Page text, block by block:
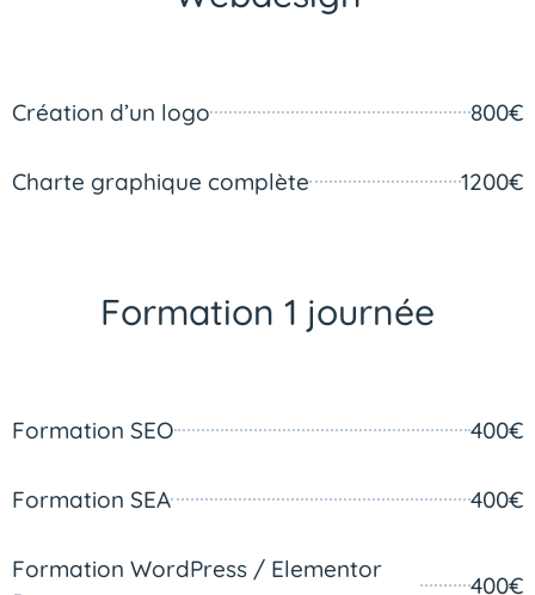
Création d’un logo 800€
Charte graphique complète 1200€
Formation 1 journée
Formation SEO 400€
Formation SEA 400€
Formation WordPress / Elementor
400€